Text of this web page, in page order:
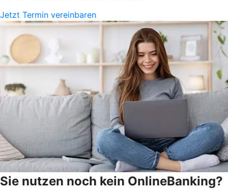
Jetzt Termin vereinbaren
Sie nutzen noch kein OnlineBanking?